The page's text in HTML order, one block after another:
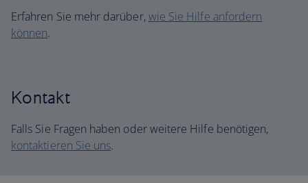
Erfahren Sie mehr darüber,wie Sie Hilfe anfordern
können.
Kontakt
Falls Sie Fragen haben oder weitere Hilfe benötigen,
kontaktieren Sie uns.